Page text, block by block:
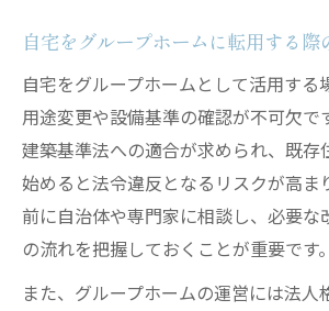
自宅をグループホームに転用する際
自宅をグループホームとして活用する
用途変更や設備基準の確認が不可欠で
建築基準法への適合が求められ、既存
始めると法令違反となるリスクが高ま
前に自治体や専門家に相談し、必要な
の流れを把握しておくことが重要です。
また、グループホームの運営には法人